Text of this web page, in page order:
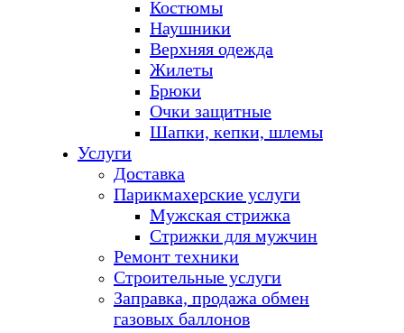
Костюмы
Наушники
Верхняя одежда
Жилеты
Брюки
Очки защитные
Шапки, кепки, шлемы
Услуги
Доставка
Парикмахерские услуги
Мужская стрижка
Стрижки для мужчин
Ремонт техники
Строительные услуги
Заправка, продажа обмен
газовых баллонов